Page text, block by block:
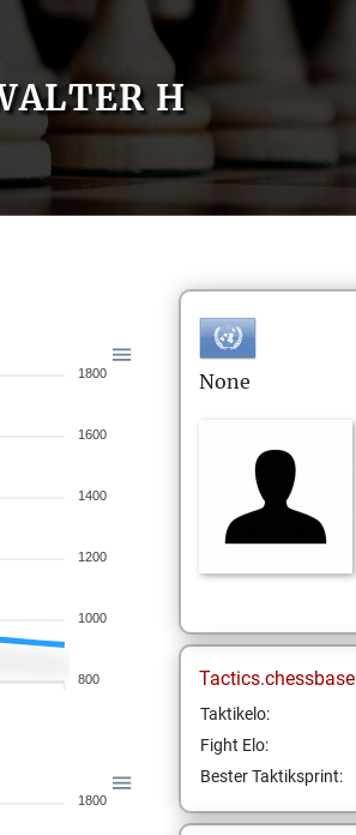
H
1800
1600
1400
1200
1000
800
1800
None
Taktikelo:
Fight Elo:
Bester Taktiksprint: